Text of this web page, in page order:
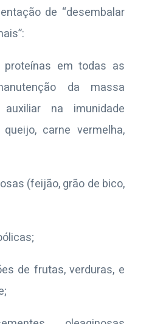
de “desembalar
em todas as
da massa
na imunidade
carne vermelha,
(feijão, grão de bico,
de frutas, verduras, e